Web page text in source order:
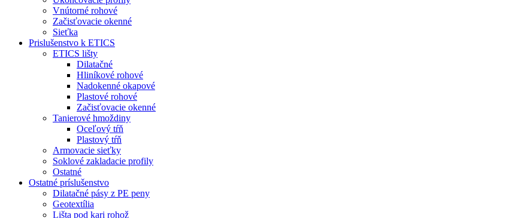
Vnútorné rohové
Začisťovacie okenné
Sieťka
Prislušenstvo k ETICS
ETICS lišty
Dilatačné
Hliníkové rohové
Nadokenné okapové
Plastové rohové
Začisťovacie okenné
Tanierové hmoždiny
Oceľový tŕň
Plastový tŕň
Armovacie sieťky
Soklové zakladacie profily
Ostatné
Ostatné príslušenstvo
Dilatačné pásy z PE peny
Geotextília
Lišta pod kari rohož